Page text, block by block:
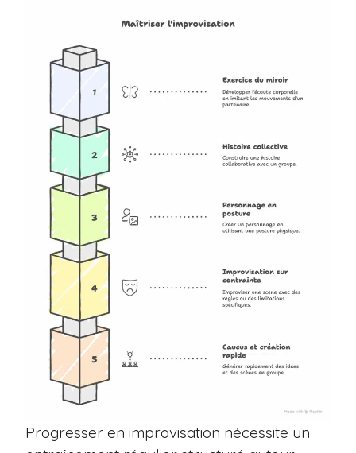
Progresser en improvisation nécessite un